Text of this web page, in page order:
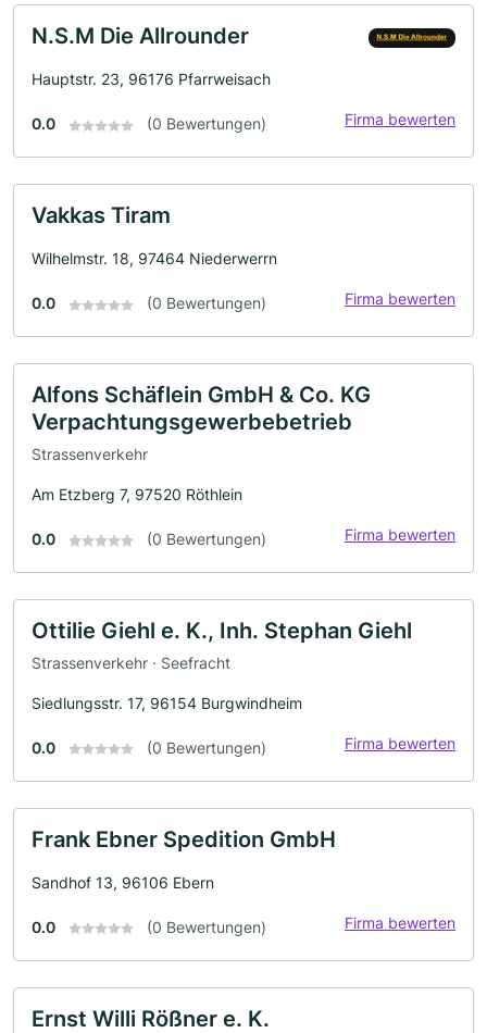
N.S.M Die Allrounder
Hauptstr. 23, 96176 Pfarrweisach
0.0 (0 Bewertungen) Firma bewerten
Vakkas Tiram
Wilhelmstr. 18, 97464 Niederwerrn
0.0 (0 Bewertungen) Firma bewerten
Alfons Schäflein GmbH & Co. KG
Verpachtungsgewerbebetrieb
Strassenverkehr
Am Etzberg 7, 97520 Röthlein
0.0 (0 Bewertungen) Firma bewerten
Ottilie Giehl e. K., Inh. Stephan Giehl
Strassenverkehr · Seefracht
Siedlungsstr. 17, 96154 Burgwindheim
0.0 (0 Bewertungen) Firma bewerten
Frank Ebner Spedition GmbH
Sandhof 13, 96106 Ebern
0.0 (0 Bewertungen) Firma bewerten
Ernst Willi Rößner e. K.